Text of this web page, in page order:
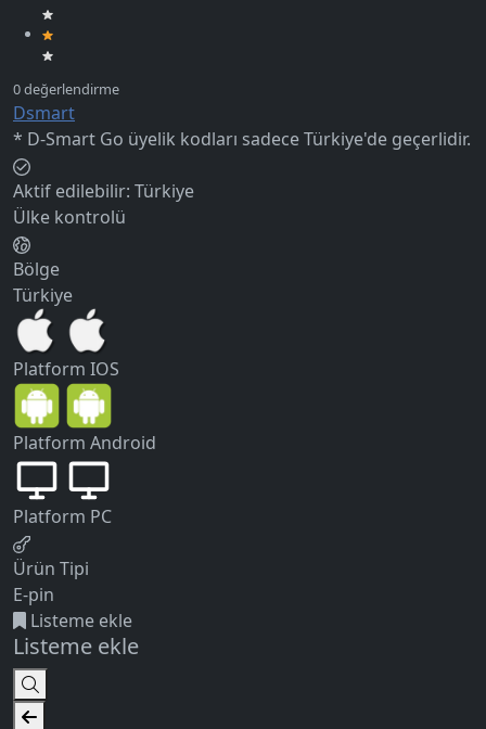
Dsmart
* D-Smart Go üyelik kodları sadece Türkiye'de geçerlidir.
Aktif edilebilir: Türkiye
Ülke kontrolü
Bölge
Türkiye
Platform IOS
Platform Android
Platform PC
Ürün Tipi
E-pin
Listeme ekle
Listeme ekle